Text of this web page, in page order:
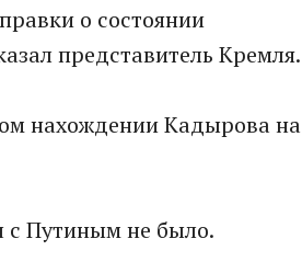
о состоянии
представитель Кремля.
нахождении Кадырова на
с Путиным не было.